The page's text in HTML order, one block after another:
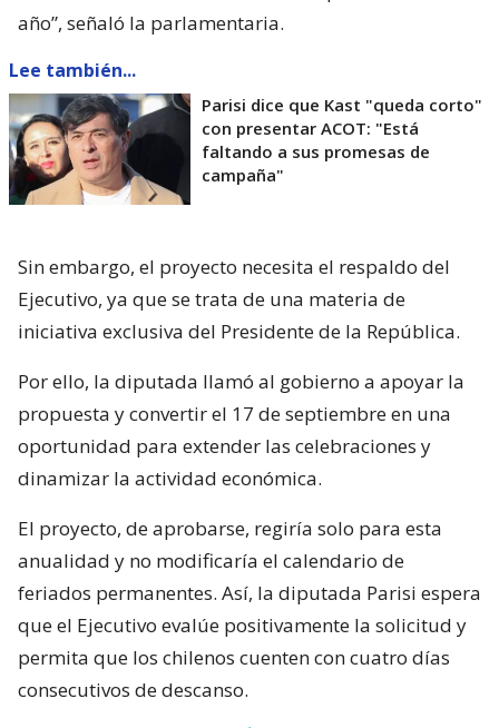
año”, señaló la parlamentaria.
Lee también...
Parisi dice que Kast "queda corto"
con presentar ACOT: "Está
faltando a sus promesas de
campaña"
Sin embargo, el proyecto necesita el respaldo del
Ejecutivo, ya que se trata de una materia de
iniciativa exclusiva del Presidente de la República.
Por ello, la diputada llamó al gobierno a apoyar la
propuesta y convertir el 17 de septiembre en una
oportunidad para extender las celebraciones y
dinamizar la actividad económica.
El proyecto, de aprobarse, regiría solo para esta
anualidad y no modificaría el calendario de
feriados permanentes. Así, la diputada Parisi espera
que el Ejecutivo evalúe positivamente la solicitud y
permita que los chilenos cuenten con cuatro días
consecutivos de descanso.